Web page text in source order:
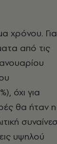
χρόνου. Για
από τις
όχι για
θα ήταν η
υψηλού